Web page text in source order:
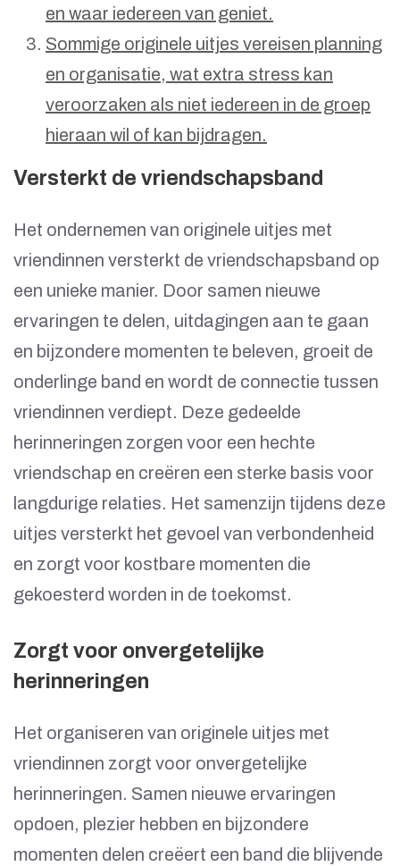
en waar iedereen van geniet.
Sommige originele uitjes vereisen planning
en organisatie, wat extra stress kan
veroorzaken als niet iedereen in de groep
hieraan wil of kan bijdragen.
Versterkt de vriendschapsband
Het ondernemen van originele uitjes met
vriendinnen versterkt de vriendschapsband op
een unieke manier. Door samen nieuwe
ervaringen te delen, uitdagingen aan te gaan
en bijzondere momenten te beleven, groeit de
onderlinge band en wordt de connectie tussen
vriendinnen verdiept. Deze gedeelde
herinneringen zorgen voor een hechte
vriendschap en creëren een sterke basis voor
langdurige relaties. Het samenzijn tijdens deze
uitjes versterkt het gevoel van verbondenheid
en zorgt voor kostbare momenten die
gekoesterd worden in de toekomst.
Zorgt voor onvergetelijke
herinneringen
Het organiseren van originele uitjes met
vriendinnen zorgt voor onvergetelijke
herinneringen. Samen nieuwe ervaringen
opdoen, plezier hebben en bijzondere
momenten delen creëert een band die blijvende